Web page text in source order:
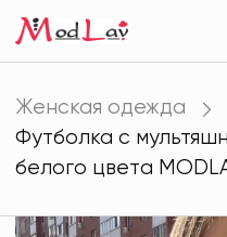
Женская одежда
Футболка с
белого цвета